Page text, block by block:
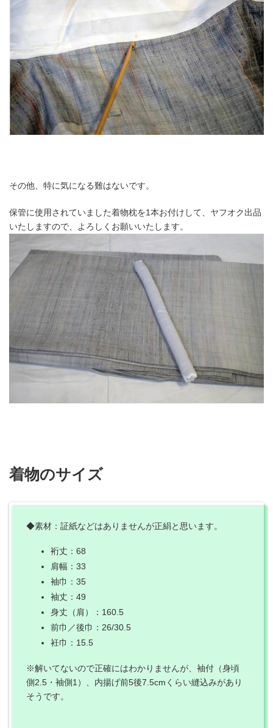
その他、特に気になる難はないです。
保管に使用されていました着物枕を1本お付けして、ヤフオク出品
いたしますので、よろしくお願いいたします。
着物のサイズ
◆素材：証紙などはありませんが正絹と思います。
裄丈：68
肩幅：33
袖巾：35
袖丈：49
身丈（肩）：160.5
前巾／後巾：26/30.5
衽巾：15.5
※解いてないので正確にはわかりませんが、袖付（身頃
側2.5・袖側1）、内揚げ前5後7.5cmくらい縫込みがあり
そうです。